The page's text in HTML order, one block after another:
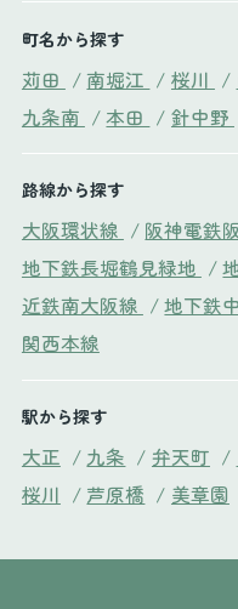
町名から探す
苅田 / 南堀江 / 桜川 /
九条南 / 本田 / 針中野
路線から探す
大阪環状線 / 阪神電鉄
地下鉄長堀鶴見緑地 /
近鉄南大阪線 / 地下鉄
関西本線
駅から探す
大正 / 九条 / 弁天町 /
桜川 / 芦原橋 / 美章園